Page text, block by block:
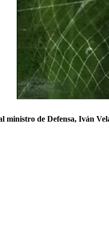
ministro de Defensa, Iván